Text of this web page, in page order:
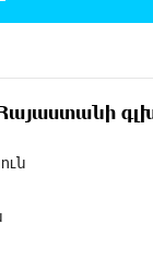
7-08-2026
Հայրապետը
Հայաստանի